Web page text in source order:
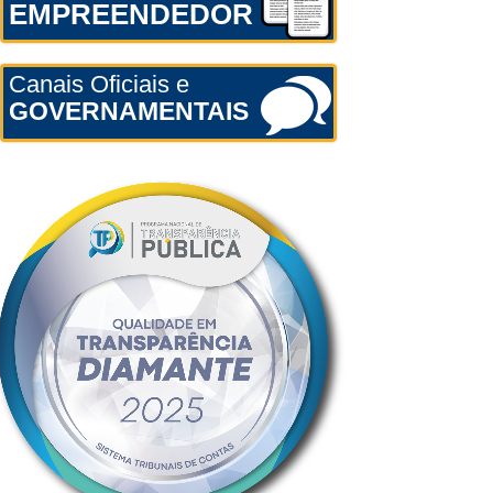
EMPREENDEDOR
Canais Oficiais e
GOVERNAMENTAIS